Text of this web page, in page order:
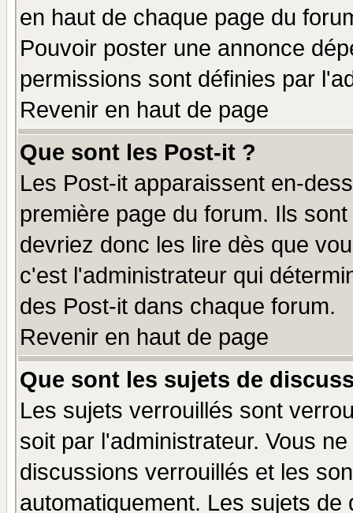
en haut de chaque page du
Pouvoir poster une annonce
permissions sont définies par
Revenir en haut de page
Que sont les Post-it ?
Les Post-it apparaissent en-
première page du forum. Ils
devriez donc les lire dès que
c'est l'administrateur qui
des Post-it dans chaque forum.
Revenir en haut de page
Que sont les sujets de
Les sujets verrouillés sont
soit par l'administrateur. Vous
discussions verrouillés et les
automatiquement. Les sujets